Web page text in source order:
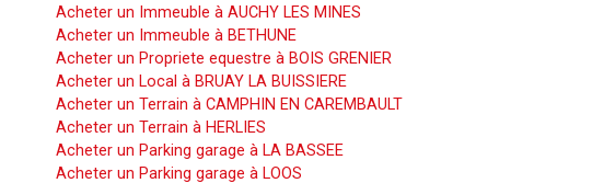
Acheter un Immeuble à AUCHY LES MINES
Acheter un Immeuble à BETHUNE
Acheter un Propriete equestre à BOIS GRENIER
Acheter un Local à BRUAY LA BUISSIERE
Acheter un Terrain à CAMPHIN EN CAREMBAULT
Acheter un Terrain à HERLIES
Acheter un Parking garage à LA BASSEE
Acheter un Parking garage à LOOS